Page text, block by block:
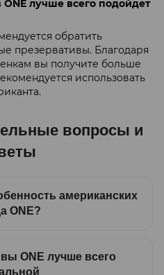
лучше всего подойдет
обратить
презервативы. Благодаря
вы получите больше
использовать
вопросы и
американских
ONE?
ONE лучше всего